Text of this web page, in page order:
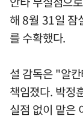
해 8월 31일 잠
를 수확했다.
설 감독은 "알
책임졌다. 박정
실점 없이 맡은